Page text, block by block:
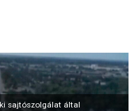
sajtószolgálat által